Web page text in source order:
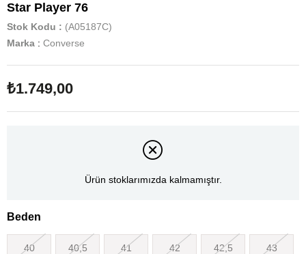
Star Player 76
Stok Kodu
(A05187C)
Marka : Converse
₺1.749,00
Ürün stoklarımızda kalmamıştır.
Beden
40 40,5 41 42 42,5 43